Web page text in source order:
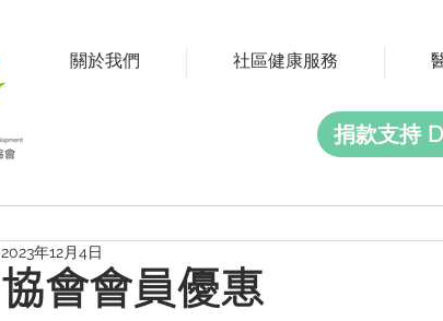
關於我們 社區健康服務
捐款支持
協會會員優惠
2023年12月4日